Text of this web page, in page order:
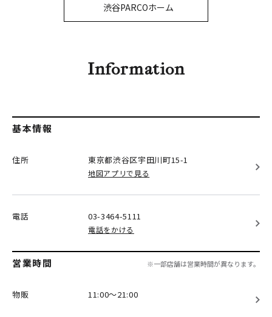
渋谷PARCOホーム
Information
基本情報
住所 東京都渋谷区宇田川町15-1
地図アプリで見る
電話 03-3464-5111
電話をかける
営業時間 ※一部店舗は営業時間が異なります。
物販 11:00～21:00